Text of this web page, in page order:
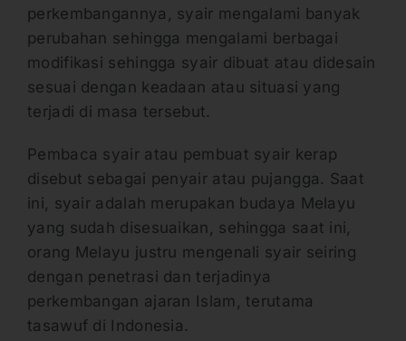
perkembangannya, syair mengalami banyak
perubahan sehingga mengalami berbagai
modifikasi sehingga syair dibuat atau didesain
sesuai dengan keadaan atau situasi yang
terjadi di masa tersebut.
Pembaca syair atau pembuat syair kerap
disebut sebagai penyair atau pujangga. Saat
ini, syair adalah merupakan budaya Melayu
yang sudah disesuaikan, sehingga saat ini,
orang Melayu justru mengenali syair seiring
dengan penetrasi dan terjadinya
perkembangan ajaran Islam, terutama
tasawuf di Indonesia.